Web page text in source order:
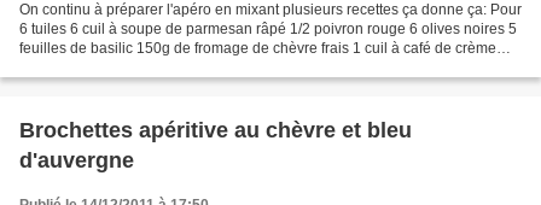
On continu à préparer l'apéro en mixant plusieurs recettes ça donne ça: Pour
6 tuiles 6 cuil à soupe de parmesan râpé 1/2 poivron rouge 6 olives noires 5
feuilles de basilic 150g de fromage de chèvre frais 1 cuil à café de crème
Brochettes apéritive au chèvre et bleu
d'auvergne